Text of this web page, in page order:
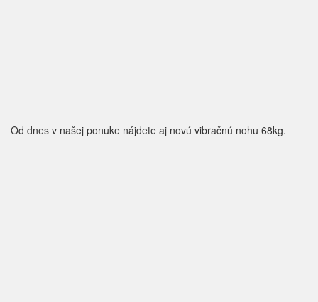
Od dnes v našej ponuke nájdete aj novú vibračnú nohu 68kg.